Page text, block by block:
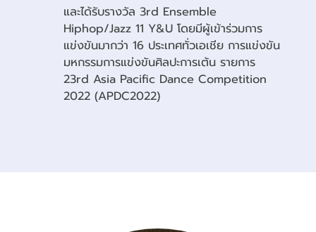
และได้รับรางวัล 3rd Ensemble
Hiphop/Jazz 11 Y&U โดยมีผู้เข้าร่วมการ
แข่งขันมากว่า 16 ประเทศทั่วเอเชีย การแข่งขัน
มหกรรมการแข่งขันศิลปะการเต้น รายการ
23rd Asia Pacific Dance Competition
2022 (APDC2022)